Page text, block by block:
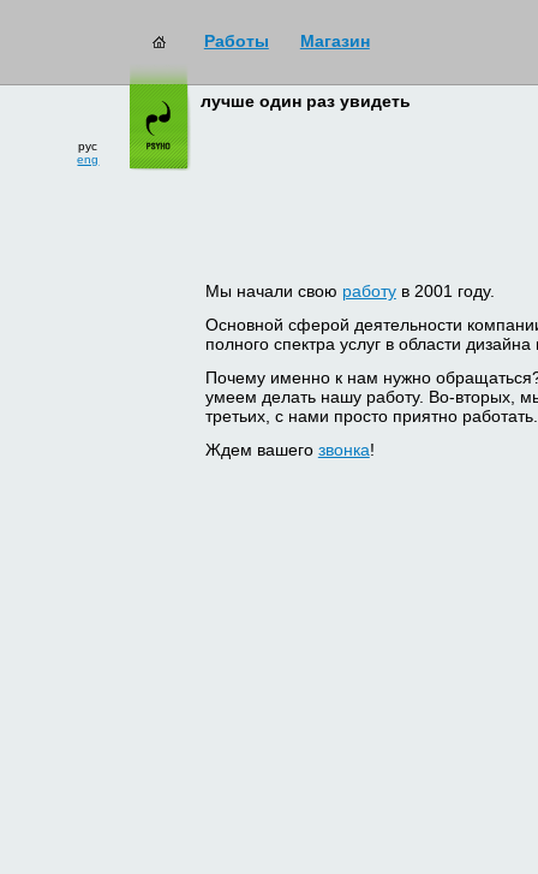
Работы Магазин
рус
eng
лучше один раз увидеть
Мы начали свою работув 2001 году.
Основной сферой деятельности
полного спектра услуг в области
Почему именно к нам нужно
умеем делать нашу работу. Во-вторых,
третьих, с нами просто приятно работать.
Ждем вашего звонка!